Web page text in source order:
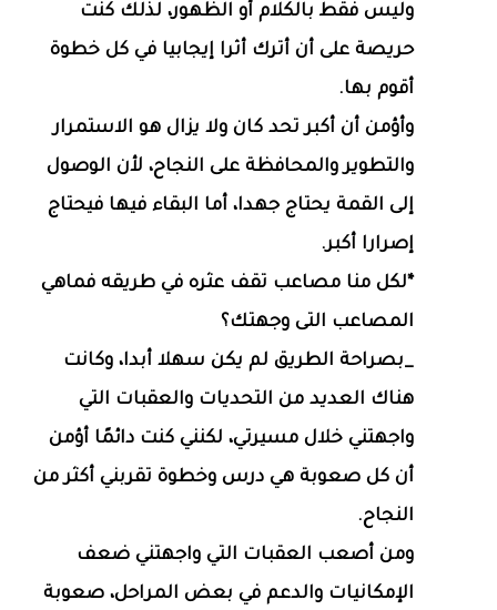
وليس فقط بالكلام أو الظهور، لذلك كنت
حريصة على أن أترك أثرا إيجابيا في كل خطوة
أقوم بها.
وأؤمن أن أكبر تحد كان ولا يزال هو الاستمرار
والتطوير والمحافظة على النجاح، لأن الوصول
إلى القمة يحتاج جهدا، أما البقاء فيها فيحتاج
إصرارا أكبر.
*لكل منا مصاعب تقف عثره في طريقه فماهي
المصاعب التى وجهتك؟
_بصراحة الطريق لم يكن سهلا أبدا، وكانت
هناك العديد من التحديات والعقبات التي
واجهتني خلال مسيرتي، لكنني كنت دائمًا أؤمن
أن كل صعوبة هي درس وخطوة تقربني أكثر من
النجاح.
ومن أصعب العقبات التي واجهتني ضعف
الإمكانيات والدعم في بعض المراحل، صعوبة